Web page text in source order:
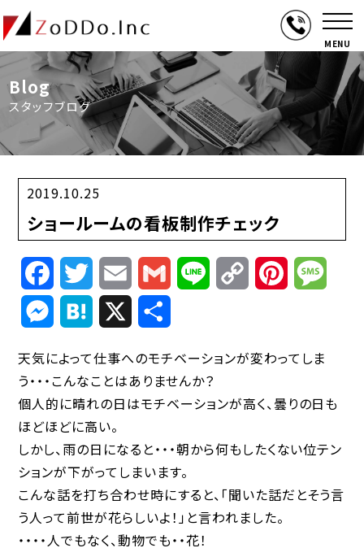
MENU
Blog
スタッフブログ
2019.10.25
ショールームの看板制作チェック
FacebookTwitterEmail Gmail Line
Copy
Link
Pinterest
Messenger
Hatena
天気によって仕事へのモチベーションが変わってしま
う・・・こんなことはありませんか？
個人的に晴れの日はモチベーションが高く、曇りの日も
ほどほどに高い。
しかし、雨の日になると・・・朝から何もしたくない位テン
ションが下がってしまいます。
こんな話を打ち合わせ時にすると、「聞いた話だとそう言
う人って前世が花らしいよ！」と言われました。
・・・・人でもなく、動物でも・・花！